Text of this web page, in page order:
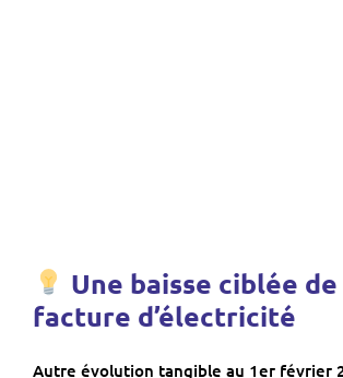
Une baisse ciblée
facture d’électricité
Autre évolution tangible au 1er février